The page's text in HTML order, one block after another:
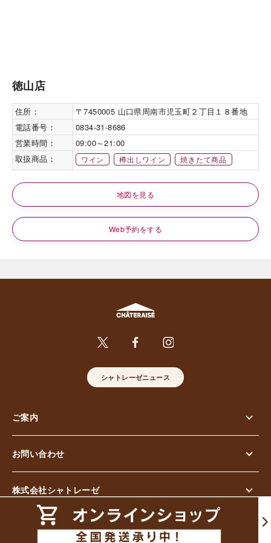
徳山店
住所：
〒7450005 山口県周南市児玉町２丁目１８番地
電話番号：
0834-31-8686
営業時間：
09:00～21:00
取扱商品：
ワイン 樽出しワイン 焼きたて商品
地図を見る
Web予約をする
シャトレーゼニュース
ご案内
お問い合わせ
株式会社シャトレーゼ
© Chateraise Co.,Ltd. All Rights Reserved.